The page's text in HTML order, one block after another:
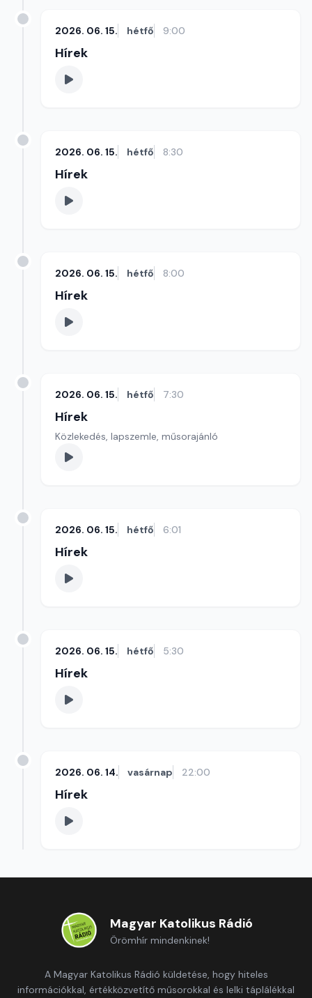
2026. 06. 15. hétfő 9:00
Hírek
2026. 06. 15. hétfő 8:30
Hírek
2026. 06. 15. hétfő 8:00
Hírek
2026. 06. 15. hétfő 7:30
Hírek
Közlekedés, lapszemle, műsorajánló
2026. 06. 15. hétfő 6:01
Hírek
2026. 06. 15. hétfő 5:30
Hírek
2026. 06. 14. vasárnap 22:00
Hírek
Magyar Katolikus Rádió
Örömhír mindenkinek!
A Magyar Katolikus Rádió küldetése, hogy hiteles
információkkal, értékközvetítő műsorokkal és lelki táplálékkal